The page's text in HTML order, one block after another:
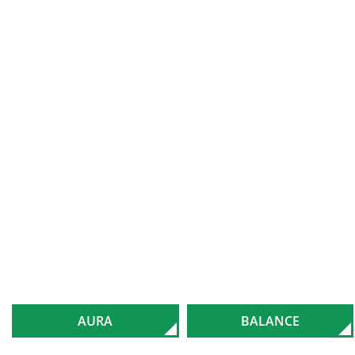
AURA BALANCE